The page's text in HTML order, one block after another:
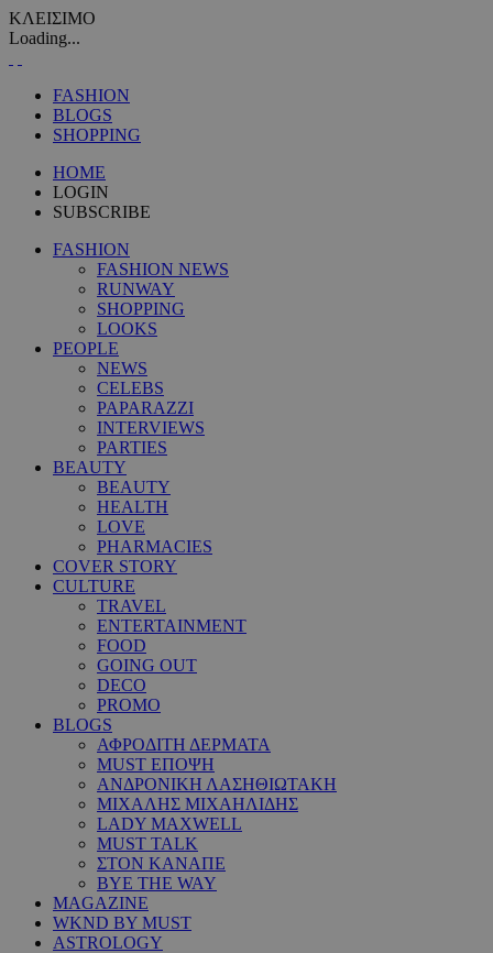
ΚΛΕΙΣΙΜΟ
Loading...
FASHION
BLOGS
SHOPPING
HOME
LOGIN
SUBSCRIBE
FASHION
FASHION NEWS
RUNWAY
SHOPPING
LOOKS
PEOPLE
NEWS
CELEBS
PAPARAZZI
INTERVIEWS
PARTIES
BEAUTY
BEAUTY
HEALTH
LOVE
PHARMACIES
COVER STORY
CULTURE
TRAVEL
ENTERTAINMENT
FOOD
GOING OUT
DECO
PROMO
BLOGS
ΑΦΡΟΔΙΤΗ ΔΕΡΜΑΤΑ
MUST ΕΠΟΨΗ
ΑΝΔΡΟΝΙΚΗ ΛΑΣΗΘΙΩΤΑΚΗ
ΜΙΧΑΛΗΣ ΜΙΧΑΗΛΙΔΗΣ
LADY MAXWELL
MUST TALK
ΣΤΟΝ ΚΑΝΑΠΕ
BYE THE WAY
MAGAZINE
WKND BY MUST
ASTROLOGY